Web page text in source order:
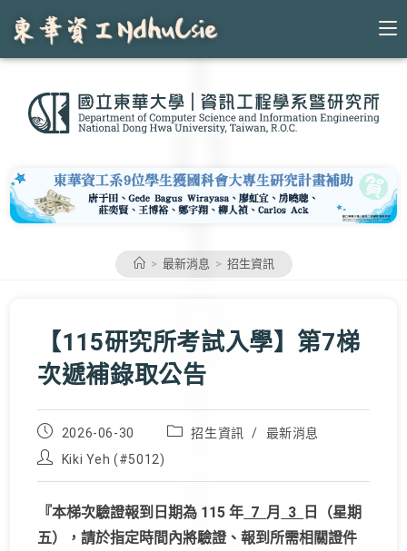
content
> 最新消息 > 招生資訊
【115研究所考試入學】第7梯
次遞補錄取公告
Post
published:
2026-06-30
Post
招生資訊 /
最新消息
Post
Kiki Yeh (#5012)
『本梯次驗證報到日期為 115 年 7 月 3
日（星期
五），請於指定時間內將驗證、報到所需相關證件